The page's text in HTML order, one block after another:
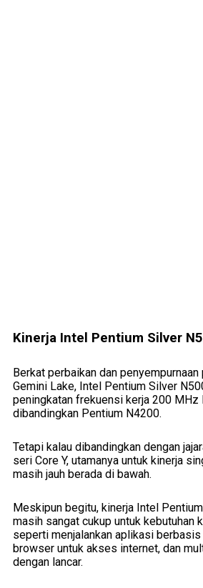
Kinerja Intel Pentium Silver
Berkat perbaikan dan
Gemini Lake, Intel Pentium Silver
peningkatan frekuensi kerja 200 MHz
dibandingkan Pentium N4200.
Tetapi kalau dibandingkan dengan
seri Core Y, utamanya untuk kinerja
masih jauh berada di bawah.
Meskipun begitu, kinerja Intel
masih sangat cukup untuk kebutuhan
seperti menjalankan aplikasi berbasis
browser untuk akses internet, dan
dengan lancar.